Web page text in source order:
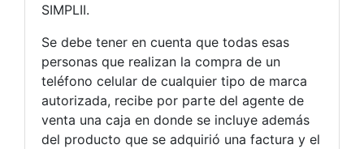
SIMPLII.
Se debe tener en cuenta que todas esas
personas que realizan la compra de un
teléfono celular de cualquier tipo de marca
autorizada, recibe por parte del agente de
venta una caja en donde se incluye además
del producto que se adquirió una factura y el